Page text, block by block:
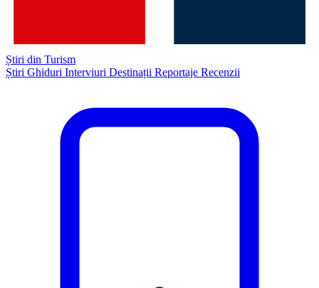
Știri din Turism
Știri Ghiduri Interviuri Destinații Reportaje Recenzii